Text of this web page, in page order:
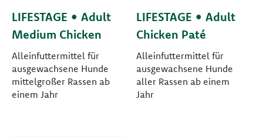
LIFESTAGE • Adult
Medium Chicken
Alleinfuttermittel für
ausgewachsene Hunde
mittelgroßer Rassen ab
einem Jahr
LIFESTAGE • Adult
Chicken Paté
Alleinfuttermittel für
ausgewachsene Hunde
aller Rassen ab einem
Jahr